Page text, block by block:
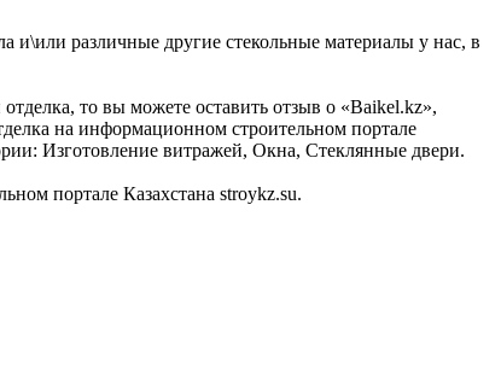
и\или различные другие стекольные материалы у нас, в
то вы можете оставить отзыв о «Baikel.kz»,
на информационном строительном портале
Изготовление витражей, Окна, Стеклянные двери.
портале Казахстана stroykz.su.